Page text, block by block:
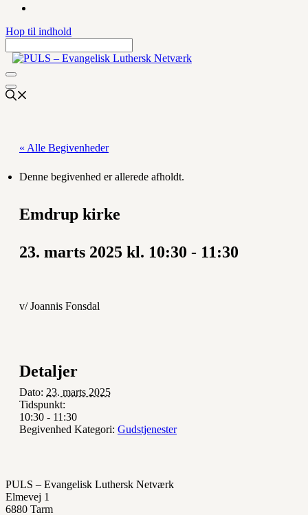
Hop til indhold
« Alle Begivenheder
Denne begivenhed er allerede afholdt.
Emdrup kirke
23. marts 2025 kl. 10:30 - 11:30
v/ Joannis Fonsdal
Detaljer
Dato: 23. marts 2025
Tidspunkt:
10:30 - 11:30
Begivenhed Kategori: Gudstjenester
PULS – Evangelisk Luthersk Netværk
Elmevej 1
6880 Tarm